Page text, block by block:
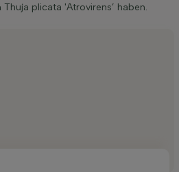
plicata 'Atrovirens’ haben.